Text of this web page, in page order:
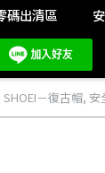
碼出清區
SHOEI－復古帽, 安